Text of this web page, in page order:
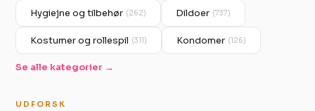
Hygiejne og tilbehør (262) Dildoer (737)
Kostumer og rollespil (311) Kondomer (126)
Se alle kategorier →
UDFORSK